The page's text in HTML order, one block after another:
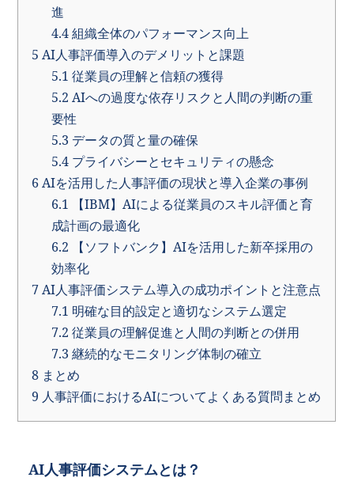
進
4.4組織全体のパフォーマンス向上
5 AI人事評価導入のデメリットと課題
5.1 従業員の理解と信頼の獲得
5.2 AIへの過度な依存リスクと人間の判断の重
要性
5.3 データの質と量の確保
5.4プライバシーとセキュリティの懸念
6AIを活用した人事評価の現状と導入企業の事例
6.1 【IBM】AIによる従業員のスキル評価と育
成計画の最適化
6.2 【ソフトバンク】AIを活用した新卒採用の
効率化
7AI人事評価システム導入の成功ポイントと注意点
7.1 明確な目的設定と適切なシステム選定
7.2 従業員の理解促進と人間の判断との併用
7.3 継続的なモニタリング体制の確立
8 まとめ
9 人事評価におけるAIについてよくある質問まとめ
AI人事評価システムとは？